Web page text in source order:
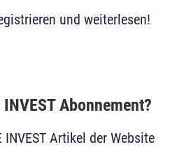
und weiterlesen!
Abonnement?
Artikel der Website